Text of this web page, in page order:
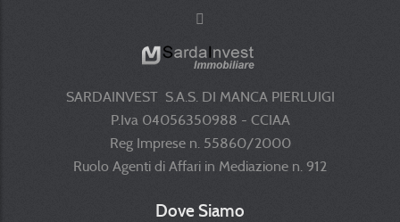
SARDAINVEST S.A.S. DI MANCA PIERLUIGI
P.Iva 04056350988 - CCIAA
Reg Imprese n. 55860/2000
Ruolo Agenti di Affari in Mediazione n. 912
Dove Siamo